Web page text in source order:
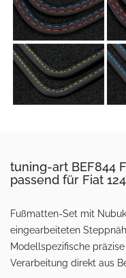
tuning-art BEF844
passend für Fiat
Fußmatten-Set mit
eingearbeiteten
Modellspezifische
Verarbeitung direkt aus